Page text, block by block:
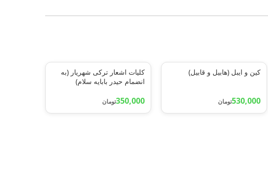
کین و ایبل (هابیل و قابیل)
530,000تومان
کلیات اشعار ترکی شهریار (به
انضمام حیدر بابایه سلام)
350,000تومان